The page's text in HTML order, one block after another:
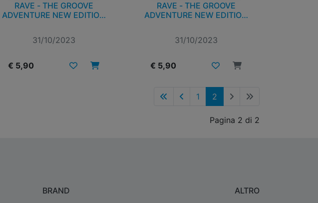
RAVE - THE GROOVE
ADVENTURE NEW EDITION
31/10/2023
€ 5,90
RAVE - THE GROOVE
ADVENTURE NEW EDITION
31/10/2023
€ 5,90
1 2
Pagina 2 di 2
BRAND
ALTRO